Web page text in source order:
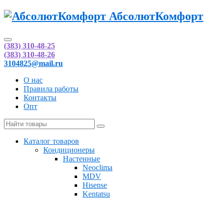
АбсолютКомфорт
(383) 310-48-25
(383) 310-48-26
3104825@mail.ru
О нас
Правила работы
Контакты
Опт
Каталог товаров
Кондиционеры
Настенные
Neoclima
MDV
Hisense
Kentatsu